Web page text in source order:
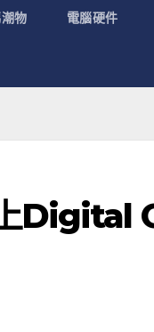
物 電腦硬件
Digital